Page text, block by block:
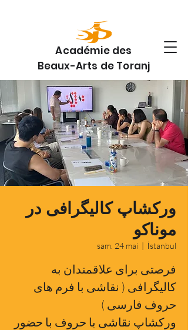
Académie des
Beaux-Arts de Toranj
ورکشاپ کالیگرافی در
موناکو
sam. 24 mai
  |
İstanbul
فرصتی برای علاقمندان به
کالیگرافی ( نقاشی با فرم های
حروف فارسی )
ورکشاپ نقاشی با حروف با حضور